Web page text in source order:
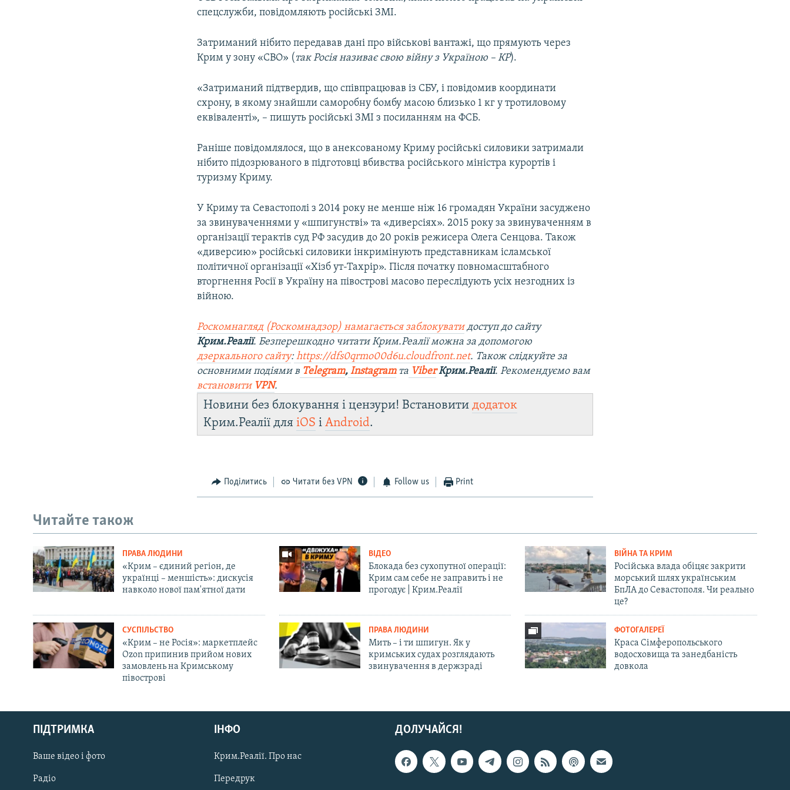
Русский
Qırımtatar
ДОЛУЧАЙСЯ!
спецслужби, повідомляють російські ЗМІ.
Затриманий нібито передавав дані про військові вантажі, що прямують через
Крим у зону «СВО» ( так Росія називає свою війну з Україною – КР).
«Затриманий підтвердив, що співпрацював із СБУ, і повідомив координати
схрону, в якому знайшли саморобну бомбу масою близько 1 кг у тротиловому
еквіваленті», – пишуть російські ЗМІ з посиланням на ФСБ.
Раніше повідомлялося, що в анексованому Криму російські силовики затримали
нібито підозрюваного в підготовці вбивства російського міністра курортів і
туризму Криму.
У Криму та Севастополі з 2014 року не менше ніж 16 громадян України засуджено
за звинуваченнями у «шпигунстві» та «диверсіях». 2015 року за звинуваченням в
організації терактів суд РФ засудив до 20 років режисера Олега Сенцова. Також
«диверсию» російські силовики інкримінують представникам ісламської
політичної організації «Хізб ут-Тахрір». Після початку повномасштабного
вторгнення Росії в Україну на півострові масово переслідують усіх незгодних із
війною.
Роскомнагляд (Роскомнадзор) намагається заблокуватидоступ до сайту
Крим.Реалії. Безперешкодно читати Крим.Реалії можна за допомогою
дзеркального сайту:https://dfs0qrmo00d6u.cloudfront.net. Також слідкуйте за
основними подіями в Telegram, Instagramта Viber Крим.Реалії. Рекомендуємо вам
встановити VPN.
Новини без блокування і цензури! Встановитидодаток
Крим.Реалії дляiOS іAndroid.
Поділитись Читати без VPN Follow us Print
Читайте також
ПРАВА ЛЮДИНИ
«Крим – єдиний регіон, де
українці – меншість»: дискусія
навколо нової пам'ятної дати
ВІДЕО
Блокада без сухопутної операції:
Крим сам себе не заправить і не
прогодує | Крим.Реалії
ВІЙНА ТА КРИМ
Російська влада обіцяє закрити
морський шлях українським
БпЛА до Севастополя. Чи реально
це?
СУСПІЛЬСТВО
«Крим – не Росія»: маркетплейс
Ozon припинив прийом нових
замовлень на Кримському
півострові
ПРАВА ЛЮДИНИ
Мить – і ти шпигун. Як у
кримських судах розглядають
звинувачення в держзраді
ФОТОГАЛЕРЕЇ
Краса Сімферопольського
водосховища та занедбаність
довкола
ДОЛУЧАЙСЯ!
ПІДТРИМКА
Ваше відео і фото
Радіо
ІНФО
Крим.Реалії. Про нас
Передрук